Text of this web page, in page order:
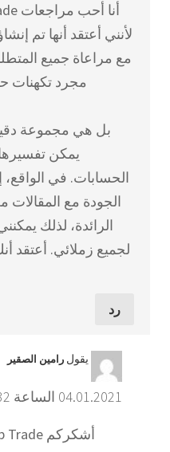
لأنني أعتقد أنها تم
مع مراعاة جميع
مجرد تكهنات
بل هي مجموعة
يمكن
الحسابات. في
الجودة مع المقالات
الرائدة، لذلك
لجميع زملائي. أعتقد
رد
يقول رامين الصقير
04.01.2021 الساعة 18:32